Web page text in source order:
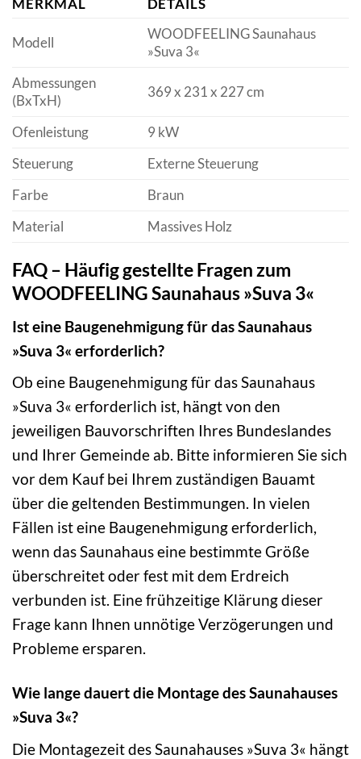
MERKMAL DETAILS
Modell
WOODFEELING Saunahaus
»Suva 3«
Abmessungen
(BxTxH)
369 x 231 x 227 cm
Ofenleistung
9 kW
Steuerung
Externe Steuerung
Farbe
Braun
Material
Massives Holz
FAQ – Häufig gestellte Fragen zum
WOODFEELING Saunahaus »Suva 3«
Ist eine Baugenehmigung für das Saunahaus
»Suva 3« erforderlich?
Ob eine Baugenehmigung für das Saunahaus
»Suva 3« erforderlich ist, hängt von den
jeweiligen Bauvorschriften Ihres Bundeslandes
und Ihrer Gemeinde ab. Bitte informieren Sie sich
vor dem Kauf bei Ihrem zuständigen Bauamt
über die geltenden Bestimmungen. In vielen
Fällen ist eine Baugenehmigung erforderlich,
wenn das Saunahaus eine bestimmte Größe
überschreitet oder fest mit dem Erdreich
verbunden ist. Eine frühzeitige Klärung dieser
Frage kann Ihnen unnötige Verzögerungen und
Probleme ersparen.
Wie lange dauert die Montage des Saunahauses
»Suva 3«?
Die Montagezeit des Saunahauses »Suva 3« hängt